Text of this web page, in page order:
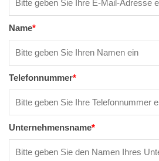
Name*
Telefonnummer*
Unternehmensname*